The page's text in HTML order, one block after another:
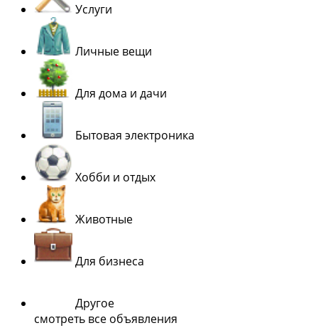
Услуги
Личные вещи
Для дома и дачи
Бытовая электроника
Хобби и отдых
Животные
Для бизнеса
Другое
смотреть все объявления